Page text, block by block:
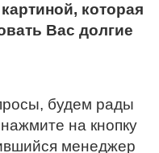
которая
Вас долгие
будем рады
на кнопку
менеджер